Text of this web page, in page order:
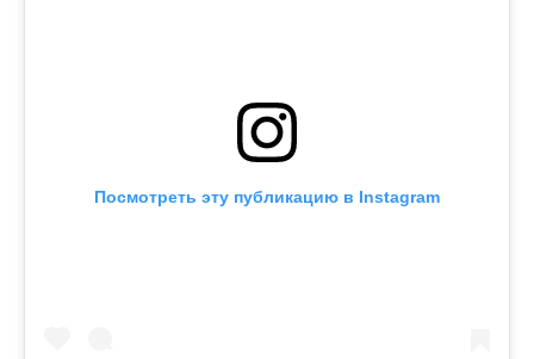
Посмотреть эту публикацию в Instagram